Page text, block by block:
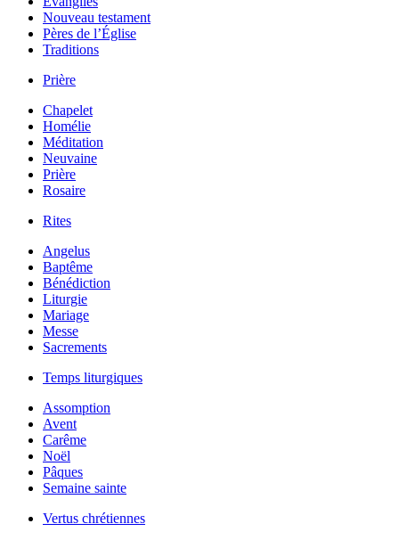
Nouveau testament
Pères de l’Église
Traditions
Prière
Chapelet
Homélie
Méditation
Neuvaine
Prière
Rosaire
Rites
Angelus
Baptême
Bénédiction
Liturgie
Mariage
Messe
Sacrements
Temps liturgiques
Assomption
Avent
Carême
Noël
Pâques
Semaine sainte
Vertus chrétiennes